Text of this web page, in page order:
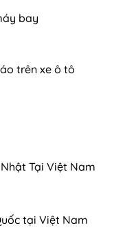
bay
trên xe ô tô
Tại Việt Nam
tại Việt Nam